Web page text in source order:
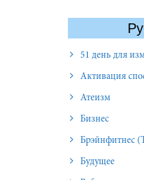
51 день для
Активация
Атеизм
Бизнес
Брэйнфитнес
Будущее